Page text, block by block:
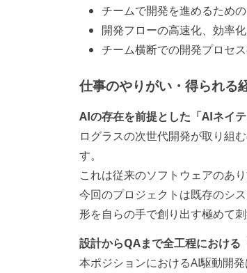
チームで開発を進めるため
開発フローの高速化、効率
チーム横断での開発プロセ
仕事のやりがい・得られる
AIの存在を前提とした「AIネイ
ログラスの次世代開発が取り組
す。
これは従来のソフトウェアのあ
今回のプロジェクトは既存のシ
形を自らの手で創り出す極めて
設計からQAまで全工程における
本ポジションにおけるAI駆動開